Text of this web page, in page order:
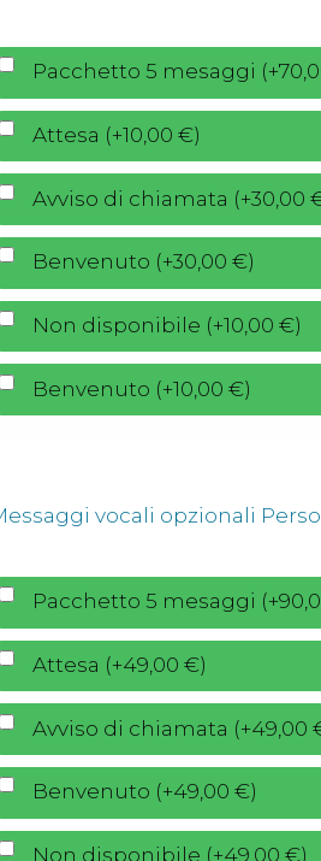
Pacchetto 5 mesaggi (+
Attesa (+10,00€)
Avviso di chiamata (+30,00
Benvenuto (+30,00€)
Non disponibile (+10,00€)
Benvenuto (+10,00€)
vocali opzionali
Pacchetto 5 mesaggi (+
Attesa (+49,00€)
Avviso di chiamata (+49,00
Benvenuto (+49,00€)
Non disponibile (+49,00€)